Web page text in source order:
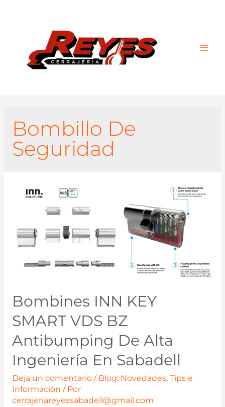
Bombillo De
Seguridad
Bombines INN KEY
SMART VDS BZ
Antibumping De Alta
Ingeniería En Sabadell
Deja un comentario / Blog: Novedades, Tips e
Información / Por
cerrajeriareyessabadell@gmail.com